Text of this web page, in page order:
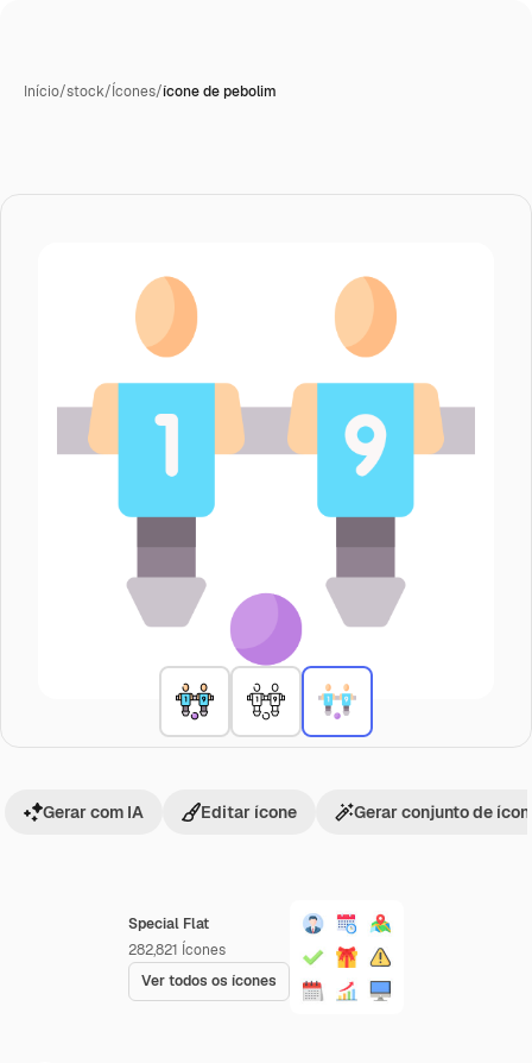
Início/stock/Ícones/ícone de pebolim
Special Flat
282,821 Ícones
Ver todos os ícones
Gerar com IA Editar ícone Gerar conjunto de